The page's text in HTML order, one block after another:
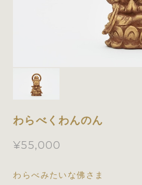
わらべくわんのん
¥55,000
わらべみたいな佛さま